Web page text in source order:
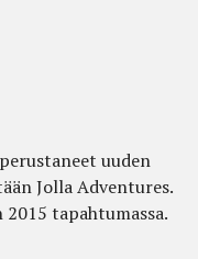
uuden
Jolla Adventures.
tapahtumassa.